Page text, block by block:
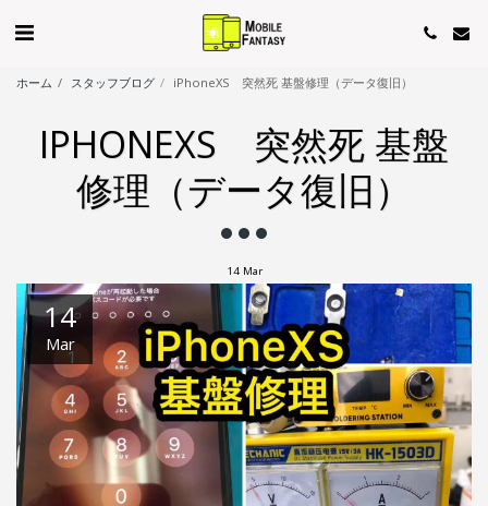
ホーム スタッフブログ iPhoneXS 突然死 基盤修理（データ復旧）
IPHONEXS 突然死 基盤
修理（データ復旧）
14 Mar
14
Mar